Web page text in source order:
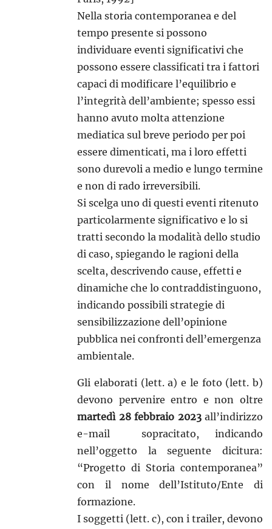
Nella storia contemporanea e del
tempo presente si possono
individuare eventi significativi che
possono essere classificati tra i fattori
capaci di modificare l’equilibrio e
l’integrità dell’ambiente; spesso essi
hanno avuto molta attenzione
mediatica sul breve periodo per poi
essere dimenticati, ma i loro effetti
sono durevoli a medio e lungo termine
e non di rado irreversibili.
Si scelga uno di questi eventi ritenuto
particolarmente significativo e lo si
tratti secondo la modalità dello studio
di caso, spiegando le ragioni della
scelta, descrivendo cause, effetti e
dinamiche che lo contraddistinguono,
indicando possibili strategie di
sensibilizzazione dell’opinione
pubblica nei confronti dell’emergenza
ambientale.
Gli elaborati (lett. a) e le foto (lett. b)
devono pervenire entro e non oltre
martedì 28 febbraio 2023all’indirizzo
e-mail sopracitato, indicando
nell’oggetto la seguente dicitura:
“Progetto di Storia contemporanea”
con il nome dell’Istituto/Ente di
formazione.
I soggetti (lett. c), con i trailer, devono